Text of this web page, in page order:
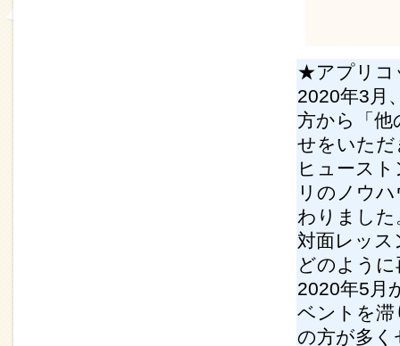
★アプリコ
2020年3月
方から「他
せをいただ
ヒュース
リのノウ
わりました
対面レッ
どのよう
2020年5月
ベントを
の方が多く